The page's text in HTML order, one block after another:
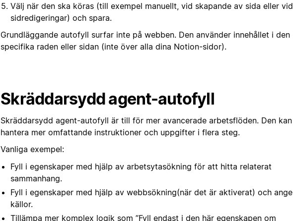
Välj när den ska köras (till exempel manuellt, vid skapande av sida eller vid
sidredigeringar) och spara.
Grundläggande autofyll surfar inte på webben. Den använder innehållet i den
specifika raden eller sidan (inte över alla dina Notion-sidor).
Skräddarsydd agent-autofyll
Skräddarsydd agent-autofyll är till för mer avancerade arbetsflöden. Den kan
hantera mer omfattande instruktioner och uppgifter i flera steg.
Vanliga exempel:
Fyll i egenskaper med hjälp av arbetsytasökning för att hitta relaterat
sammanhang.
Fyll i egenskaper med hjälp av webbsökning(när det är aktiverat) och ange
källor.
Tillämpa mer komplex logik som ”Fyll endast i den här egenskapen om